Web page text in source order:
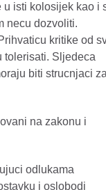
u isti kolosijek kao i
necu dozvoliti.
kritike od
tolerisati. Sljedeca
biti strucnjaci za
na zakonu i
odlukama
i oslobodi